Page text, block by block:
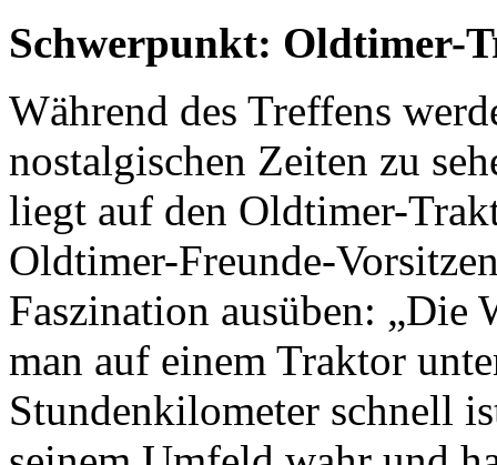
Schwerpunkt: Oldtimer-
Während des Treffens
nostalgischen Zeiten zu
liegt auf den Oldtimer-
Oldtimer-Freunde-
Faszination ausüben: „Die
man auf einem Traktor
Stundenkilometer schnell